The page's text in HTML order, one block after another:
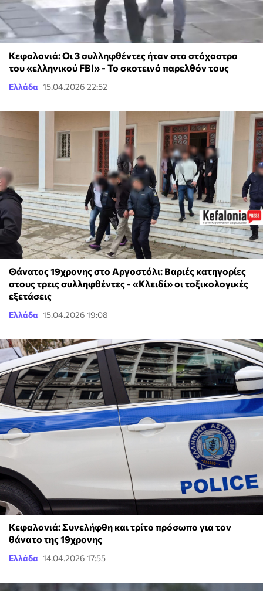
Κεφαλονιά: Οι 3 συλληφθέντες ήταν στο στόχαστρο
του «ελληνικού FBI» - Το σκοτεινό παρελθόν τους
Ελλάδα 15.04.2026 22:52
Θάνατος 19χρονης στο Αργοστόλι: Βαριές κατηγορίες
στους τρεις συλληφθέντες - «Κλειδί» οι τοξικολογικές
εξετάσεις
Ελλάδα 15.04.2026 19:08
Κεφαλονιά: Συνελήφθη και τρίτο πρόσωπο για τον
θάνατο της 19χρονης
Ελλάδα 14.04.2026 17:55